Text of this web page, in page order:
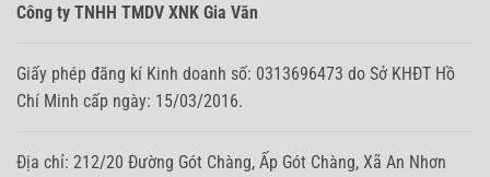
Công ty TNHH TMDV XNK Gia Văn
Giấy phép đăng kí Kinh doanh số: 0313696473 do Sở KHĐT Hồ
Chí Minh cấp ngày: 15/03/2016.
Địa chỉ: 212/20 Đường Gót Chàng, Ấp Gót Chàng, Xã An Nhơn